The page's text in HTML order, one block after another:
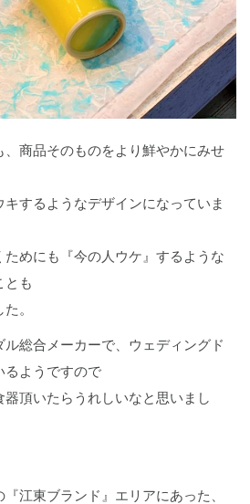
商品そのものをより鮮やかにみせ
するようなデザインになっていま
めにも『今の人ウケ』するような
とも
。
総合メーカーで、ウェディングド
るようですので
頂いたらうれしいなと思いまし
江東ブランド』エリアにあった、